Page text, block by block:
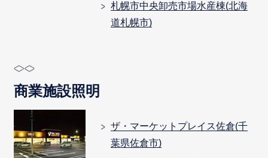
札幌市中央卸売市場水産棟(北海
道札幌市)
商業施設照明
ザ・マーケットプレイス佐倉(千
葉県佐倉市)